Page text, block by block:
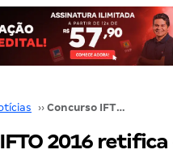
›› Concurso IFTO 2016 retifica edital com vagas para todos os níveis! Até R$ 8,9 mil!
2016 retifica